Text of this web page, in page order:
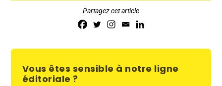
Partagez cet article
Vous êtes sensible à notre ligne
éditoriale ?